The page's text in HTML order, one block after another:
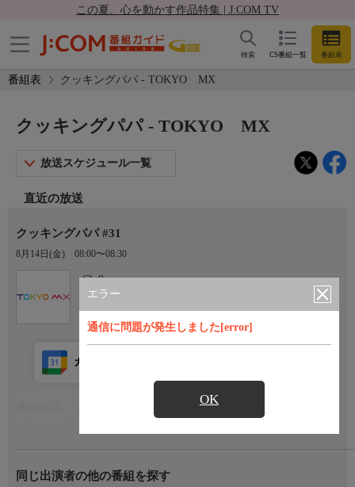
この夏、心を動かす作品特集 | J:COM TV
CS番組一覧 番組表
検索
番組表 クッキングパパ - TOKYO MX
エラー
通信に問題が発生しました[error]
OK
クッキングパパ - TOKYO MX
放送スケジュール一覧
直近の放送
クッキングパパ #31
8月14日(金) 08:00〜08:30
Ch.9
TOKYO MX
カレンダー登録
誕生する長女・みゆきを交えた４人家族を中心に、サラリーマン
同じ出演者の他の番組を探す